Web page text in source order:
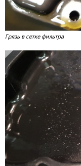
Грязь в сетке фильтра